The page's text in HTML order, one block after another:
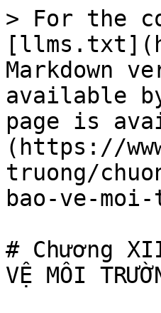
> For the
Markdown
available
page is
(https://
truong/
bao-ve-
# Chương
VỆ MÔI